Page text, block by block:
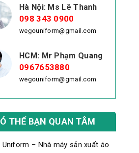
Hà Nội: Ms Lê Thanh
098 343 0900
wegouniform@gmail.com
HCM: Mr Phạm Quang
0967653880
wegouniform@gmail.com
THỂ BẠN QUAN TÂM
Uniform – Nhà máy sản xuất áo